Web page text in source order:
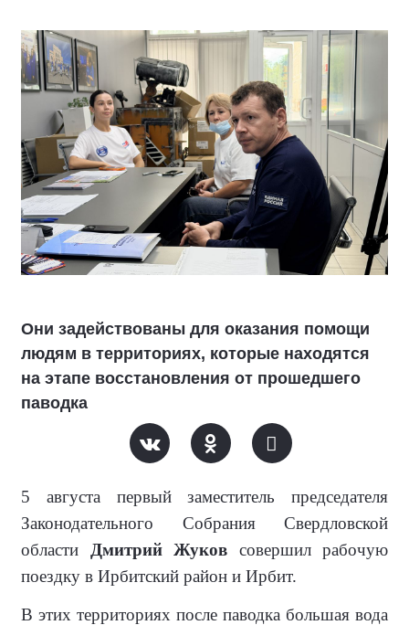
Они задействованы для оказания помощи
людям в территориях, которые находятся
на этапе восстановления от прошедшего
паводка
5 августа первый заместитель председателя
Законодательного Собрания Свердловской
области
Дмитрий Жуков совершил рабочую
поездку в Ирбитский район и Ирбит.
В этих территориях после паводка большая вода